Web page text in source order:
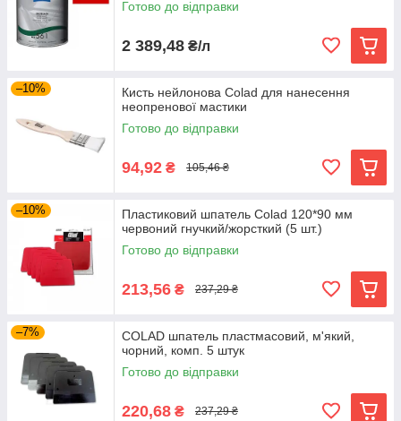
Готово до відправки
2 389,48 ₴/л
–10%
Кисть нейлонова Colad для нанесення
неопренової мастики
Готово до відправки
94,92 ₴ 105,46 ₴
–10%
Пластиковий шпатель Colad 120*90 мм
червоний гнучкий/жорсткий (5 шт.)
Готово до відправки
213,56 ₴ 237,29 ₴
–7%
COLAD шпатель пластмасовий, м'який,
чорний, комп. 5 штук
Готово до відправки
220,68 ₴ 237,29 ₴